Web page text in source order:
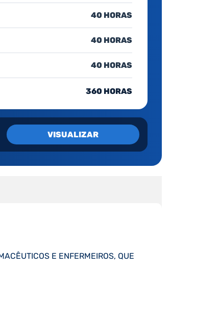
40 HORAS
40 HORAS
40 HORAS
360 HORAS
VISUALIZAR
E ENFERMEIROS, QUE